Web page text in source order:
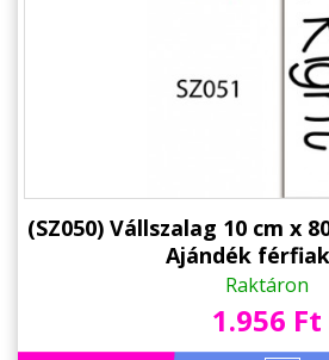
Családtagoknak
Barátnak/Barátnőnek
(SZ050) Vállszalag 10 cm x
Ajándék
Raktáron
1.956 Ft